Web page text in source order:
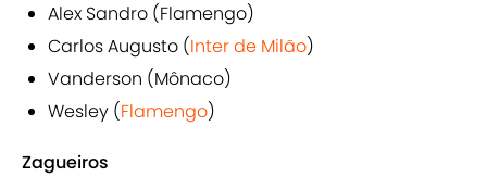
Alex Sandro (Flamengo)
Carlos Augusto (Inter de Milão)
Vanderson (Mônaco)
Wesley (Flamengo)
Zagueiros